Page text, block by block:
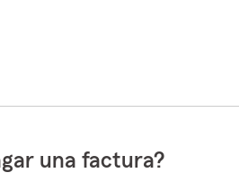
una factura?